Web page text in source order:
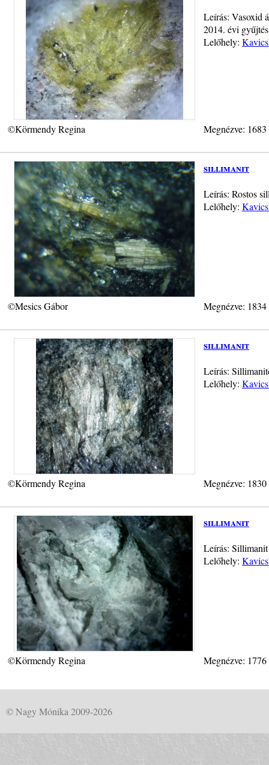
Leírás: Vasoxid
2014. évi gyűjtés
Lelőhely:
©Körmendy Regina Megnézve:
sillimanit
Leírás: Rostos
Lelőhely:
©Mesics Gábor Megnézve:
sillimanit
Leírás:
Lelőhely:
©Körmendy Regina Megnézve:
sillimanit
Leírás:
Lelőhely:
©Körmendy Regina Megnézve:
© Nagy Mónika 2009-2026